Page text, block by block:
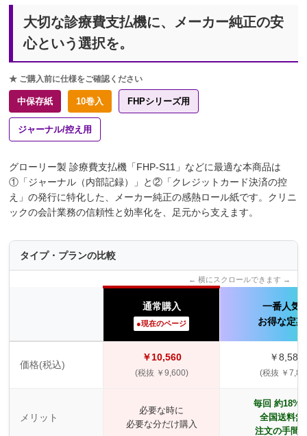
大切な診療費支払機に、メーカー純正の安
心という選択を。
★ ご購入前に仕様をご確認ください
中保存紙 10巻入 FHPシリーズ用
ジャーナル/控え用
グローリー製 診療費支払機「FHP-S11」などに最適な本商品は
①「ジャーナル（内部記録）」と②「クレジットカード決済の控
え」の発行に特化した、メーカー純正の感熱ロール紙です。クリニ
ックの会計業務の信頼性と効率化を、足元から支えます。
タイプ・プランの比較
← 横にスクロールできます →
通常購入
●現在のページ
一番人気
お得な定
価格(税込)
￥10,560
(税抜 ￥9,600)
￥8,580
(税抜 ￥
メリット
必要な時に
必要な分だけ購入
毎回 約
全国送料無
注文の手間